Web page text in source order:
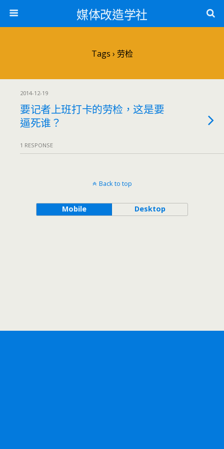
媒体改造学社
Tags › 劳检
2014-12-19
要记者上班打卡的劳检，这是要
逼死谁？
1 RESPONSE
Back to top
Mobile Desktop